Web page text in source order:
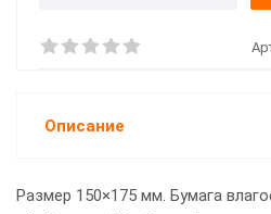
Описание
Размер 150×175 мм. Бумага